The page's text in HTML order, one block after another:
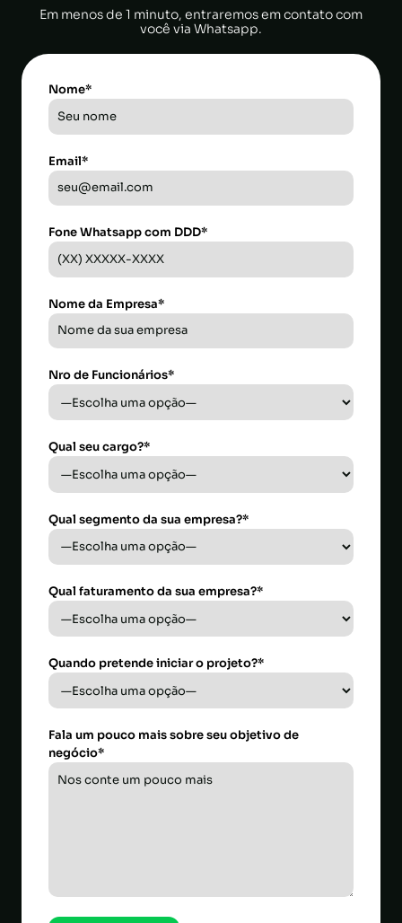
Em menos de 1 minuto, entraremos em contato com
você via Whatsapp.
Nome*
Email*
Fone Whatsapp com DDD*
Nome da Empresa*
Nro de Funcionários*
Qual seu cargo?*
Qual segmento da sua empresa?*
Qual faturamento da sua empresa?*
Quando pretende iniciar o projeto?*
Fala um pouco mais sobre seu objetivo de
negócio*